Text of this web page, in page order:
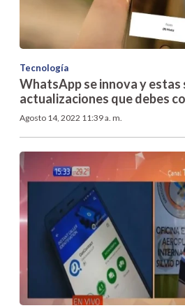
Tecnología
WhatsApp se innova y estas
actualizaciones que debes
Agosto 14, 2022 11:39 a. m.